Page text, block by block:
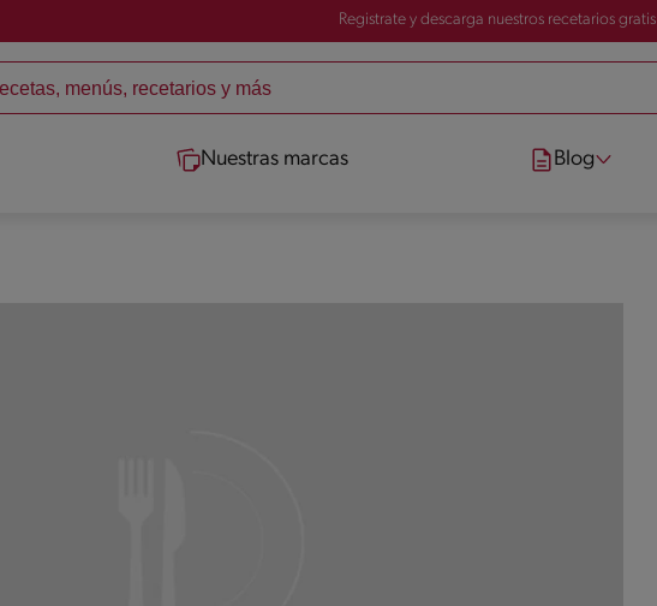
Registrate y descarga nuestros recetarios gratis
Nuestras marcas Blog